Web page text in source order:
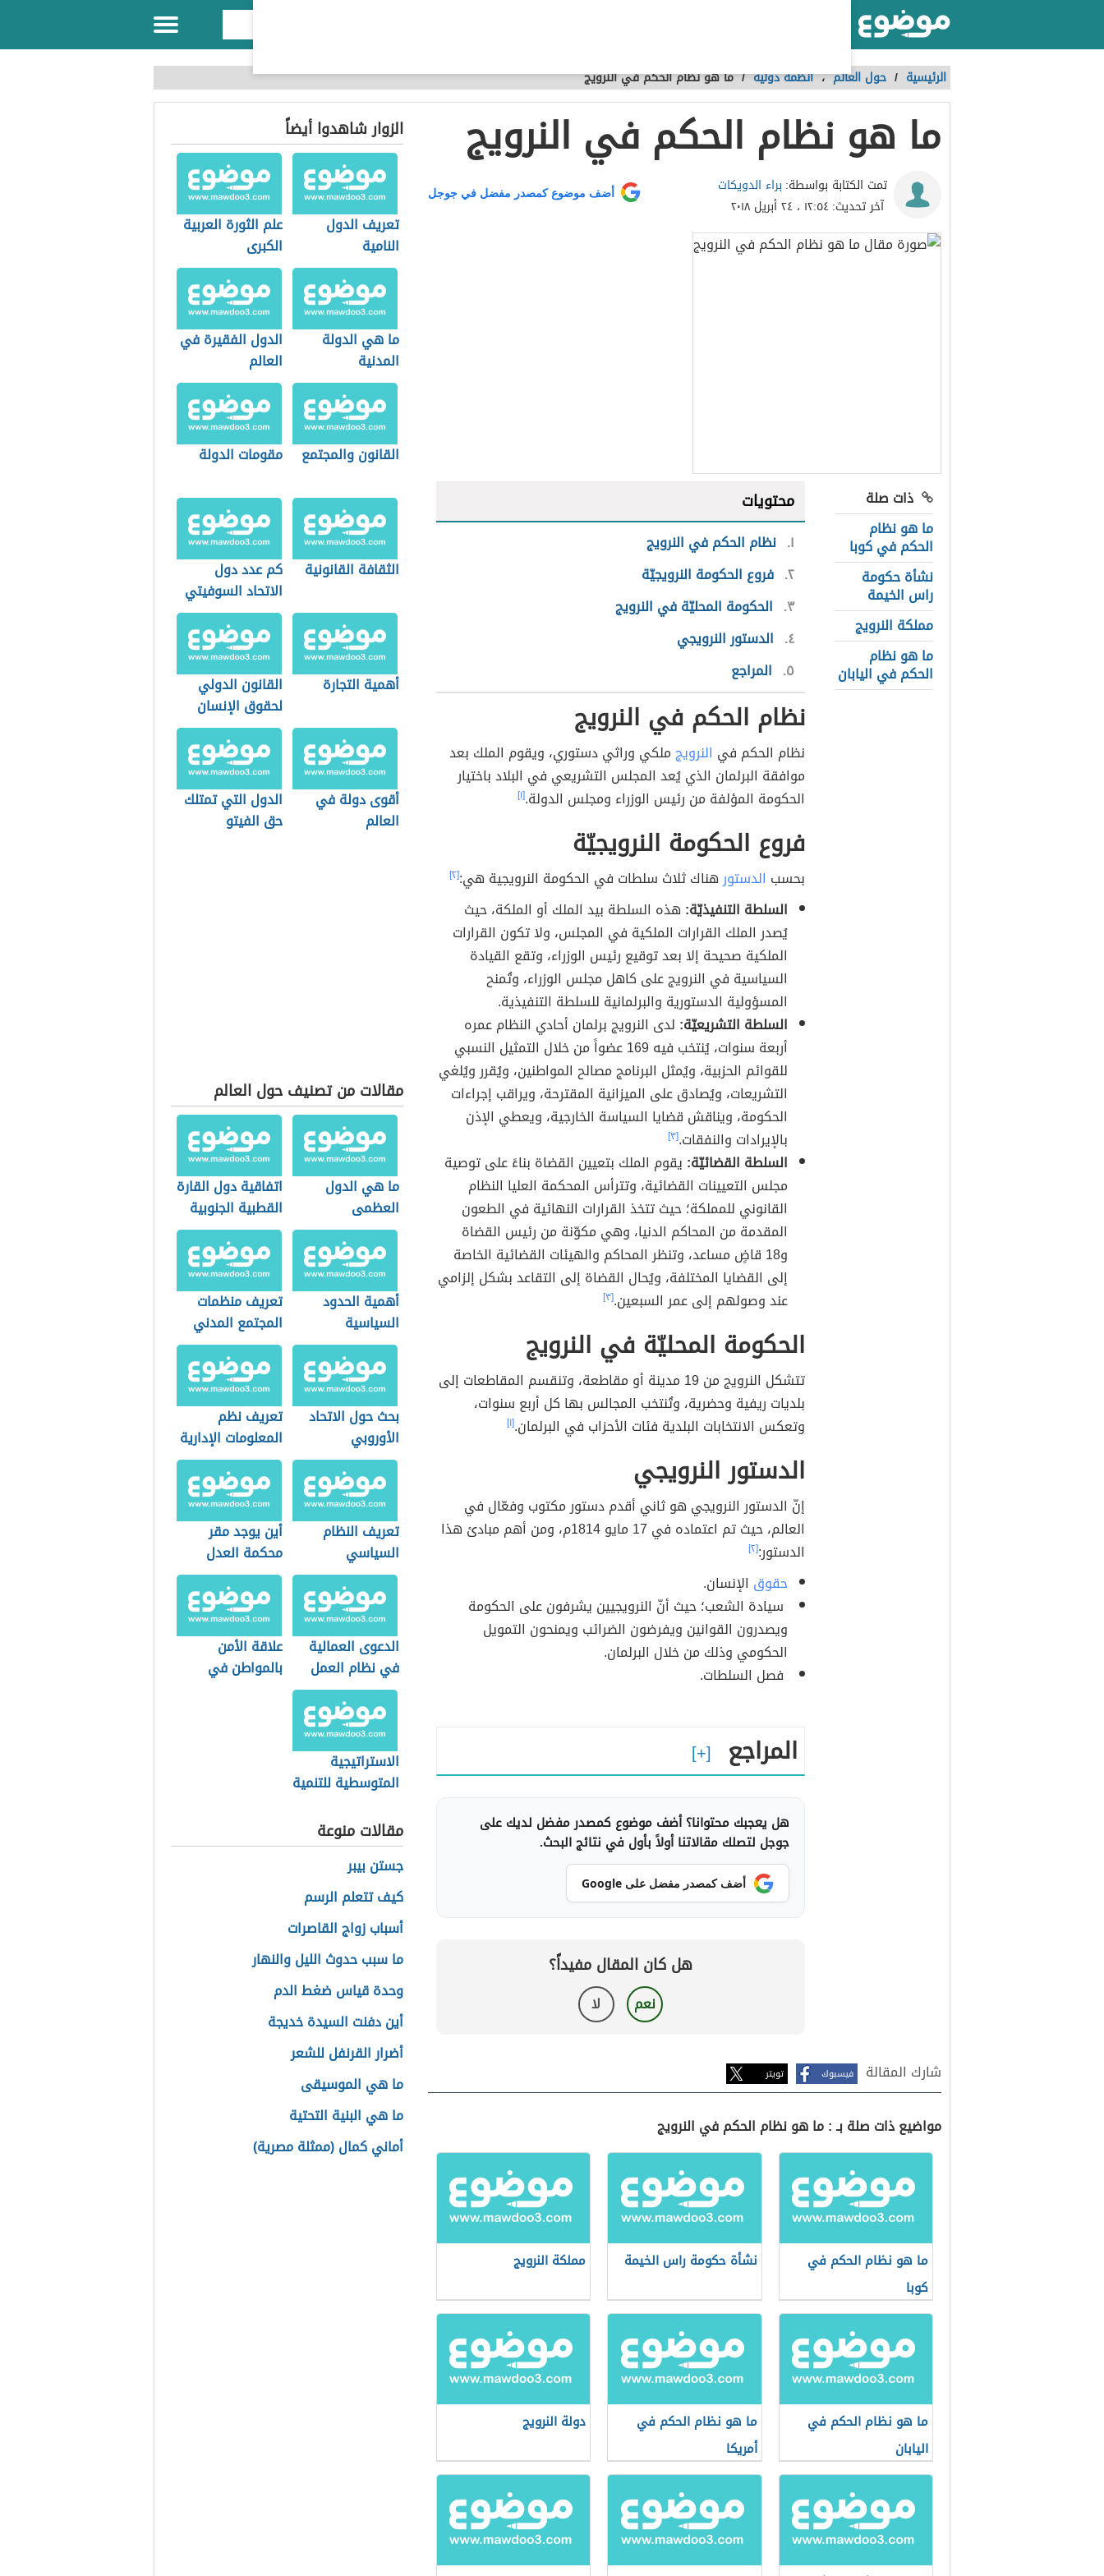
الرئيسية / حول العالم،أنظمة دولية /ما هو نظام الحكم في النرويج
ما هو نظام الحكم في النرويج
تمت الكتابة بواسطة: براء الدويكات
آخر تحديث:١٢:٥٤ ، ٢٤ أبريل ٢٠١٨
أضف موضوع كمصدر مفضل في جوجل
ذات صلة
ما هو نظام
الحكم في كوبا
نشأة حكومة
راس الخيمة
مملكة النرويج
ما هو نظام
الحكم في اليابان
محتويات
١ نظام الحكم في النرويج
٢ فروع الحكومة النرويجيّة
٣ الحكومة المحليّة في النرويج
٤ الدستور النرويجي
٥ المراجع
نظام الحكم في النرويج
نظام الحكم في النرويجملكي وراثي دستوري، ويقوم الملك بعد
موافقة البرلمان الذي يُعد المجلس التشريعي في البلاد باختيار
الحكومة المؤلفة من رئيس الوزراء ومجلس الدولة.[١]
فروع الحكومة النرويجيّة
بحسب الدستورهناك ثلاث سلطات في الحكومة النرويجية هي:[٢]
السلطة التنفيذيّة: هذه السلطة بيد الملك أو الملكة، حيث
يُصدر الملك القرارات الملكية في المجلس، ولا تكون القرارات
الملكية صحيحة إلا بعد توقيع رئيس الوزراء، وتقع القيادة
السياسية في النرويج على كاهل مجلس الوزراء، وتُمنح
المسؤولية الدستورية والبرلمانية للسلطة التنفيذية.
السلطة التشريعيّة: لدى النرويج برلمان أحادي النظام عمره
أربعة سنوات، يُنتخب فيه 169 عضواً من خلال التمثيل النسبي
للقوائم الحزبية، ويُمثل البرنامج مصالح المواطنين، ويُقرر ويُلغي
التشريعات، ويُصادق على الميزانية المقترحة، ويراقب إجراءات
الحكومة، ويناقش قضايا السياسة الخارجية، ويعطي الإذن
بالإيرادات والنفقات.[٣]
السلطة القضائيّة: يقوم الملك بتعيين القضاة بناءً على توصية
مجلس التعيينات القضائية، وتترأس المحكمة العليا النظام
القانوني للمملكة؛ حيث تتخذ القرارات النهائية في الطعون
المقدمة من المحاكم الدنيا، وهي مكوّنة من رئيس القضاة
و18 قاضٍ مساعد، وتنظر المحاكم والهيئات القضائية الخاصة
إلى القضايا المختلفة، ويُحال القضاة إلى التقاعد بشكل إلزامي
عند وصولهم إلى عمر السبعين.[٣]
الحكومة المحليّة في النرويج
تتشكل النرويج من 19 مدينة أو مقاطعة، وتنقسم المقاطعات إلى
بلديات ريفية وحضرية، وتُنتخب المجالس بها كل أربع سنوات،
وتعكس الانتخابات البلدية فئات الأحزاب في البرلمان.[١]
الدستور النرويجي
إنّ الدستور النرويجي هو ثاني أقدم دستور مكتوب وفعّال في
العالم، حيث تم اعتماده في 17 مايو 1814م، ومن أهم مبادئ هذا
الدستور:[٢]
حقوق الإنسان.
سيادة الشعب؛ حيث أنّ النرويجيين يشرفون على الحكومة
ويصدرون القوانين ويفرضون الضرائب ويمنحون التمويل
الحكومي وذلك من خلال البرلمان.
فصل السلطات.
المراجع
هل يعجبك محتوانا؟ أضف موضوع كمصدر مفضل لديك على
جوجل لتصلك مقالاتنا أولاً بأول في نتائج البحث.
أضف كمصدر مفضل على Google
هل كان المقال مفيداً؟
نعم لا
شارك المقالة فيسبوك تويتر
مواضيع ذات صلة بـ : ما هو نظام الحكم في النرويج
ما هو نظام الحكم في
كوبا
نشأة حكومة راس الخيمة مملكة النرويج
ما هو نظام الحكم في
اليابان
ما هو نظام الحكم في
أمريكا
دولة النرويج
الزوار شاهدوا أيضاً
تعريف الدول
النامية
علم الثورة العربية
الكبرى
ما هي الدولة
المدنية
الدول الفقيرة في
العالم
القانون والمجتمع مقومات الدولة
الثقافة القانونية
كم عدد دول
الاتحاد السوفيتي
أهمية التجارة
القانون الدولي
لحقوق الإنسان
أقوى دولة في
العالم
الدول التي تمتلك
حق الفيتو
مقالات من تصنيف حول العالم
ما هي الدول
العظمى
اتفاقية دول القارة
القطبية الجنوبية
أهمية الحدود
السياسية
تعريف منظمات
المجتمع المدني
بحث حول الاتحاد
الأوروبي
تعريف نظم
المعلومات الإدارية
تعريف النظام
السياسي
أين يوجد مقر
محكمة العدل
الدولية
الدعوى العمالية
في نظام العمل
السعودي
علاقة الأمن
بالمواطن في
الاستراتيجية
المتوسطية للتنمية
مقالات منوعة
جستن بيبر
كيف تتعلم الرسم
أسباب زواج القاصرات
ما سبب حدوث الليل والنهار
وحدة قياس ضغط الدم
أين دفنت السيدة خديجة
أضرار القرنفل للشعر
ما هي الموسيقى
ما هي البنية التحتية
أماني كمال (ممثلة مصرية)